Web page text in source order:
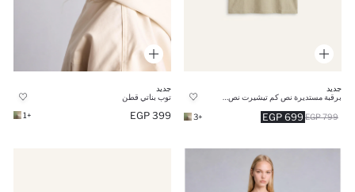
جديد
699 EGP 799 EGP
+3
جديد
توب بناتي قطن
399 EGP
+1